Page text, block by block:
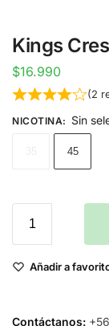
Kings
$16.990
(2
NICOTINA: Sin
45
Añadir a
Contáctanos: